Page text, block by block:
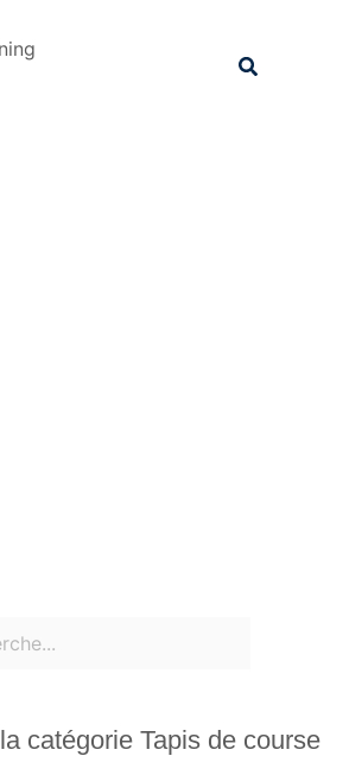
catégorie Tapis de course